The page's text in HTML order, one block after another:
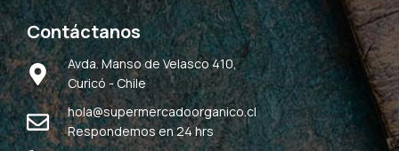
Contáctanos
Avda. Manso de Velasco 410,
Curicó - Chile
hola@supermercadoorganico.cl
Respondemos en 24 hrs